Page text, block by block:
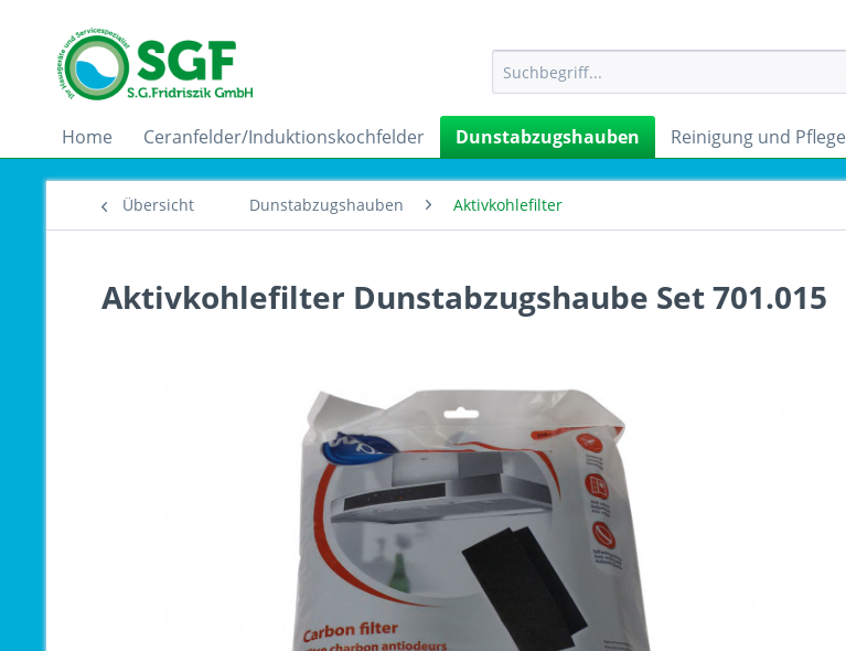
Home Ceranfelder/Induktionskochfelder Dunstabzugshauben Reinigung und Pflege
Übersicht Dunstabzugshauben Aktivkohlefilter
Aktivkohlefilter Dunstabzugshaube Set 701.015